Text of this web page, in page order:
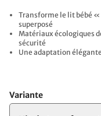
Transforme le lit bébé «
superposé
Matériaux écologiques
sécurité
Une adaptation
Variante